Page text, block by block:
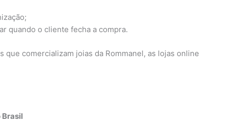
quando o cliente fecha a compra.
comercializam joias da Rommanel, as lojas online
Brasil